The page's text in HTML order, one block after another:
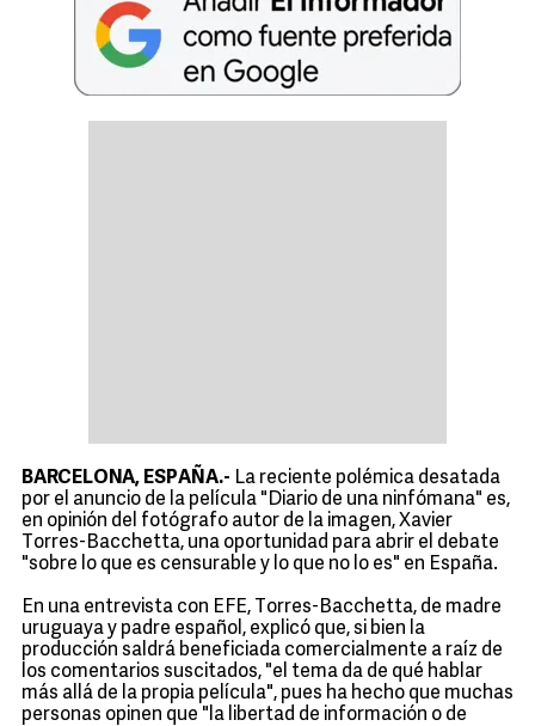
BARCELONA, ESPAÑA.- La reciente polémica desatada
por el anuncio de la película "Diario de una ninfómana" es,
en opinión del fotógrafo autor de la imagen, Xavier
Torres-Bacchetta, una oportunidad para abrir el debate
"sobre lo que es censurable y lo que no lo es" en España.
En una entrevista con EFE, Torres-Bacchetta, de madre
uruguaya y padre español, explicó que, si bien la
producción saldrá beneficiada comercialmente a raíz de
los comentarios suscitados, "el tema da de qué hablar
más allá de la propia película", pues ha hecho que muchas
personas opinen que "la libertad de información o de